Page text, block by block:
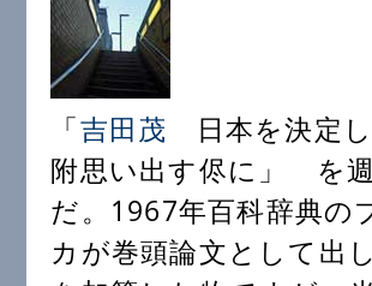
「吉田茂 日本を決定
附思い出す侭に」 を
だ。1967年百科辞典の
カが巻頭論文として出